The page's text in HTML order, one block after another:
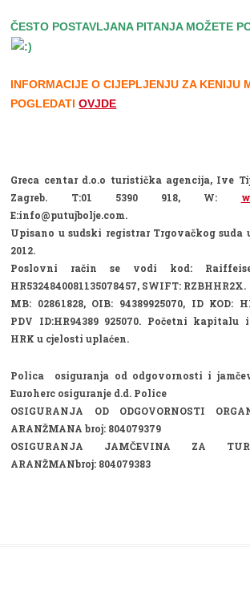
ČESTO POSTAVLJANA PITANJA MOŽETE
INFORMACIJE O CIJEPLJENJU ZA KENIJU
POGLEDATIOVJDE
Greca centar d.o.o turistička agencija, Ive
Zagreb. T:01 5390 918, W:
E:info@putujbolje.com.
Upisano u sudski registrar Trgovačkog suda
2012.
Poslovni račin se vodi kod:
HR5324840081135078457, SWIFT: RZBHHR2X.
MB: 02861828, OIB: 94389925070, ID KOD:
PDV ID:HR94389 925070. Početni kapitalu
HRK u cjelosti uplaćen.
Polica osiguranja od odgovornosti i
Euroherc osiguranje d.d. Police
OSIGURANJA OD ODGOVORNOSTI
ARANŽMANA broj: 804079379
OSIGURANJA JAMČEVINA ZA
ARANŽMANbroj: 804079383